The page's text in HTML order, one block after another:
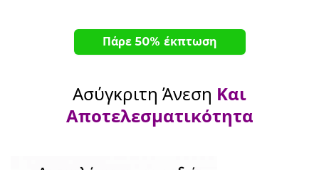
Πάρε 50% έκπτωση
Ασύγκριτη Άνεση Και
Αποτελεσματικότητα